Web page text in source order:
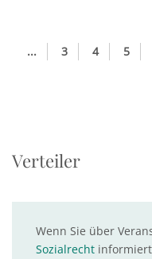
...
3 4 5
Verteiler
Wenn Sie über
Sozialrecht